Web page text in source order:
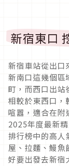
新宿東口
新宿車站從出口
新南口這幾個區
町，而西口出站
相較於東西口，
喧囂，適合在附
2025年度最新
排行榜中的高人
屋、拉麵、鰻魚
好要出發去新宿